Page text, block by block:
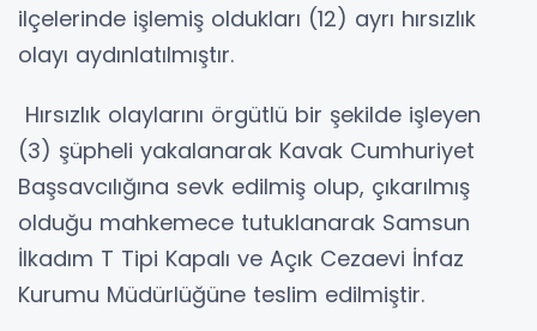
ilçelerinde işlemiş oldukları (12) ayrı hırsızlık
olayı aydınlatılmıştır.
Hırsızlık olaylarını örgütlü bir şekilde işleyen
(3) şüpheli yakalanarak Kavak Cumhuriyet
Başsavcılığına sevk edilmiş olup, çıkarılmış
olduğu mahkemece tutuklanarak Samsun
İlkadım T Tipi Kapalı ve Açık Cezaevi İnfaz
Kurumu Müdürlüğüne teslim edilmiştir.